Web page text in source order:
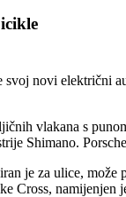
novi električni
vlakana s
Shimano.
je za ulice,
Cross,